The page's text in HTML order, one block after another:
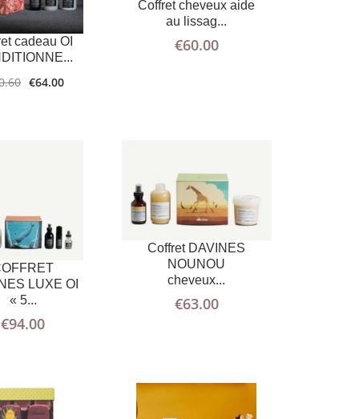
cadeau OI
€64.00
Coffret cheveux aide
au lissag...
€60.00
LUXE OI
« 5...
€94.00
PANIER
D'INFOS
Coffret DAVINES
NOUNOU
cheveux...
€63.00
LIRE LA
SUITE
PLUS
D'INFOS
AU PANIER
D'INFOS